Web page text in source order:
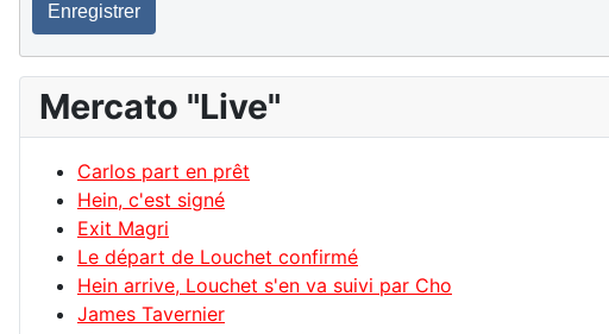
Enregistrer
Mercato "Live"
Carlos part en prêt
Hein, c'est signé
Exit Magri
Le départ de Louchet confirmé
Hein arrive, Louchet s'en va suivi par Cho
James Tavernier